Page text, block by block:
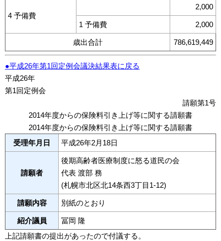
4 予備費
2,000
1 予備費 2,000
歳出合計 786,619,449
●平成26年第1回定例会議決結果表に戻る
平成26年
第1回定例会
請願第1号
2014年度からの保険料引き上げ等に関する請願書
2014年度からの保険料引き上げ等に関する請願書
受理年月日
平成26年2月18日
請願者
後期高齢者医療制度に怒る道民の会
代表 渡部 務
(札幌市北区北14条西3丁目1-12)
請願内容 別紙のとおり
紹介議員
冨岡 隆
上記請願書の提出があったので付議する。